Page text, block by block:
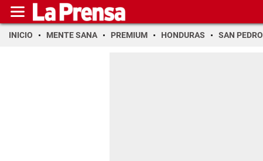
INICIO MENTE SANA PREMIUM HONDURAS SAN PEDRO